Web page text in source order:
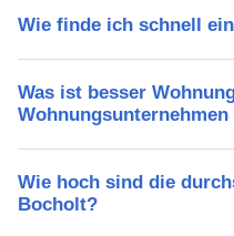
Wie finde ich schnell
Was ist besser
Wie hoch sind die
Bocholt?